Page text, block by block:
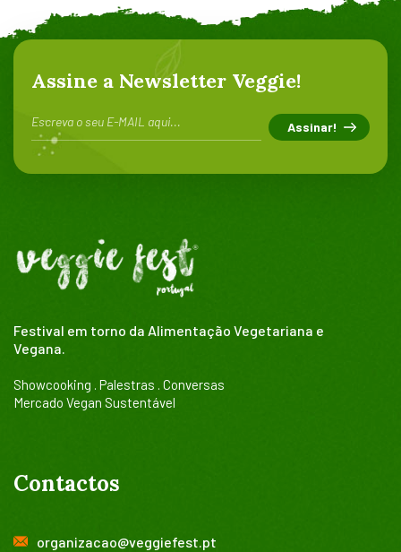
Assine a Newsletter Veggie!
Festival em torno da Alimentação Vegetariana e
Vegana.
Showcooking . Palestras . Conversas
Mercado Vegan Sustentável
Contactos
organizacao@veggiefest.pt